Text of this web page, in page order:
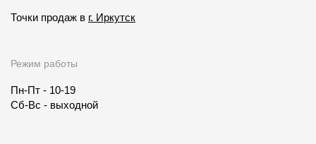
Точки продаж в г. Иркутск
Режим работы
Пн-Пт - 10-19
Сб-Вс - выходной